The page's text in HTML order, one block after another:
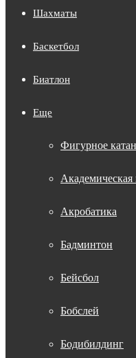
Шахматы
Баскетбол
Биатлон
Еще
Фигурное
Академическая
Акробатика
Бадминтон
Бейсбол
Бобслей
Бодибилдинг